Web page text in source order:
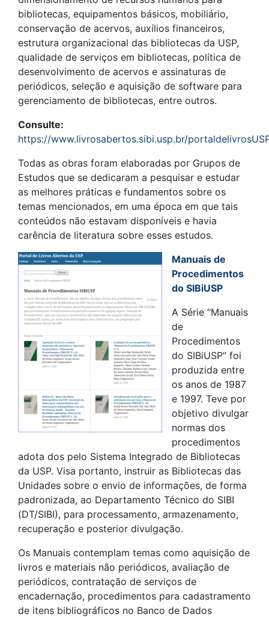
bibliotecas, equipamentos básicos, mobiliário,
conservação de acervos, auxílios financeiros,
estrutura organizacional das bibliotecas da USP,
qualidade de serviços em bibliotecas, política de
desenvolvimento de acervos e assinaturas de
periódicos, seleção e aquisição de software para
gerenciamento de bibliotecas, entre outros.
Consulte:
https://www.livrosabertos.sibi.usp.br/
Todas as obras foram elaboradas por Grupos de
Estudos que se dedicaram a pesquisar e estudar
as melhores práticas e fundamentos sobre os
temas mencionados, em uma época em que tais
conteúdos não estavam disponíveis e havia
carência de literatura sobre esses estudos.
Manuais de
Procedimentos
do SIBiUSP
A Série “Manuais
de
Procedimentos
do SIBiUSP” foi
produzida entre
os anos de 1987
e 1997. Teve por
objetivo divulgar
normas dos
procedimentos
adota dos pelo Sistema Integrado de Bibliotecas
da USP. Visa portanto, instruir as Bibliotecas das
Unidades sobre o envio de informações, de forma
padronizada, ao Departamento Técnico do SIBI
(DT/SIBI), para processamento, armazenamento,
recuperação e posterior divulgação.
Os Manuais contemplam temas como aquisição de
livros e materiais não periódicos, avaliação de
periódicos, contratação de serviços de
encadernação, procedimentos para cadastramento
de itens bibliográficos no Banco de Dados